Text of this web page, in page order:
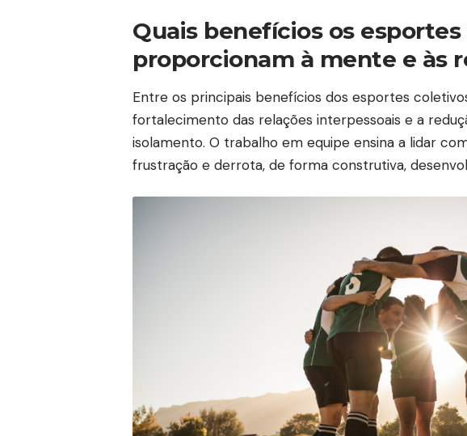
Quais benefícios os
proporcionam à mente e às
Entre os principais benefícios dos esportes
fortalecimento das relações interpessoais e a
isolamento. O trabalho em equipe ensina a lidar
frustração e derrota, de forma construtiva,